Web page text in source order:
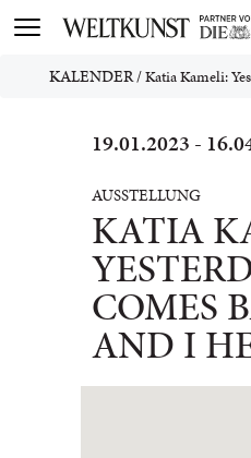
Toggle
KALENDER/Katia Kameli:
19.01.2023 -
AUSSTELLUNG
KATIA
COMES
AND I